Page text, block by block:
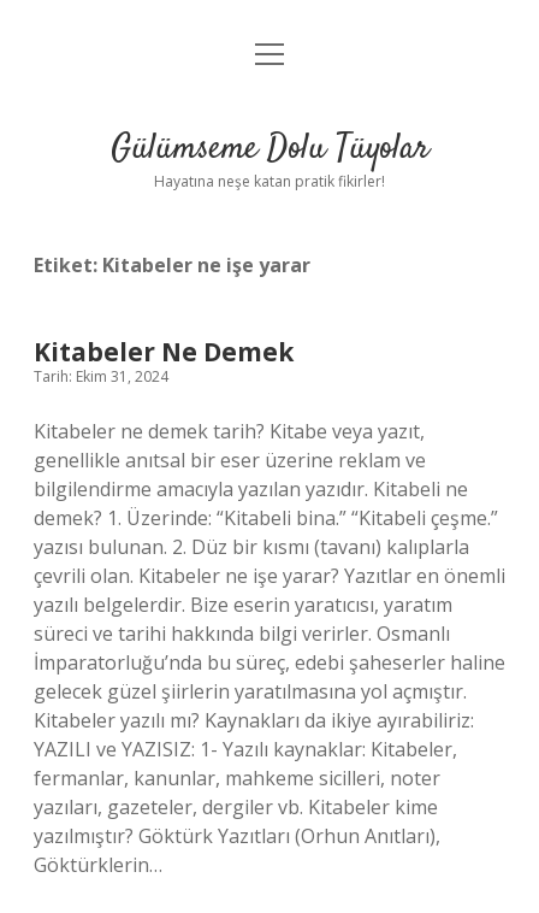
Anasayfa
Yasal Uyarı
menüyü
Gülümseme Dolu Tüyolar
Hayatına neşe katan pratik fikirler!
Etiket: Kitabeler ne işe yarar
Kitabeler Ne Demek
Tarih: Ekim 31, 2024
Kitabeler ne demek tarih? Kitabe veya yazıt,
genellikle anıtsal bir eser üzerine reklam ve
bilgilendirme amacıyla yazılan yazıdır. Kitabeli ne
demek? 1. Üzerinde: “Kitabeli bina.” “Kitabeli çeşme.”
yazısı bulunan. 2. Düz bir kısmı (tavanı) kalıplarla
çevrili olan. Kitabeler ne işe yarar? Yazıtlar en önemli
yazılı belgelerdir. Bize eserin yaratıcısı, yaratım
süreci ve tarihi hakkında bilgi verirler. Osmanlı
İmparatorluğu’nda bu süreç, edebi şaheserler haline
gelecek güzel şiirlerin yaratılmasına yol açmıştır.
Kitabeler yazılı mı? Kaynakları da ikiye ayırabiliriz:
YAZILI ve YAZISIZ: 1- Yazılı kaynaklar: Kitabeler,
fermanlar, kanunlar, mahkeme sicilleri, noter
yazıları, gazeteler, dergiler vb. Kitabeler kime
yazılmıştır? Göktürk Yazıtları (Orhun Anıtları),
Göktürklerin…